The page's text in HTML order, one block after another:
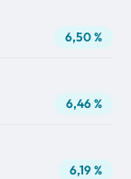
6,50 %
6,46 %
6,19 %